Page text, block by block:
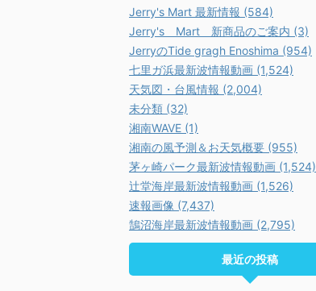
Jerry's Mart 最新情報 (584)
Jerry's Mart 新商品のご案内 (3)
JerryのTide gragh Enoshima (954)
七里ガ浜最新波情報動画 (1,524)
天気図・台風情報 (2,004)
未分類 (32)
湘南WAVE (1)
湘南の風予測＆お天気概要 (955)
茅ヶ崎パーク最新波情報動画 (1,524)
辻堂海岸最新波情報動画 (1,526)
速報画像 (7,437)
鵠沼海岸最新波情報動画 (2,795)
最近の投稿